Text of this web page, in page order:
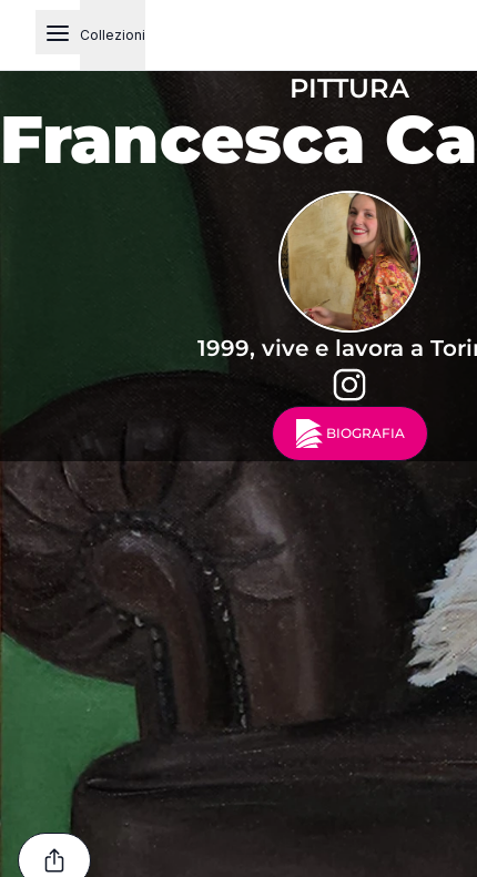
Open main menu
Collezioni
PITTURA
Francesca
1999, vive e lavora a
BIOGRAFIA